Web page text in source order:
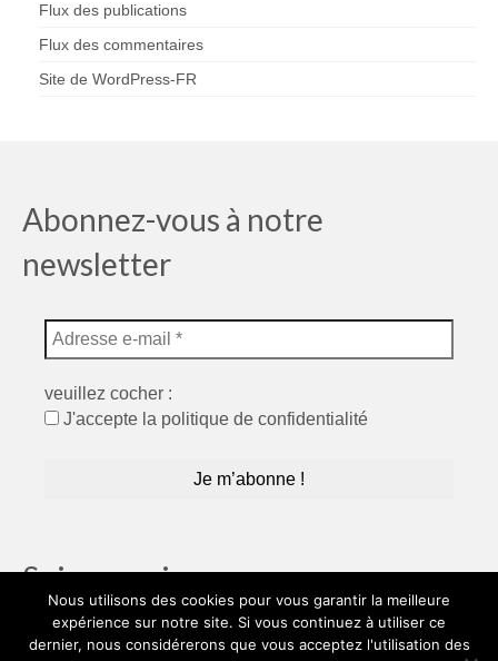
Flux des publications
Flux des commentaires
Site de WordPress-FR
Abonnez-vous à notre
newsletter
veuillez cocher :
J'accepte la politique de confidentialité
Suivez moi…
Nous utilisons des cookies pour vous garantir la meilleure
expérience sur notre site. Si vous continuez à utiliser ce
dernier, nous considérerons que vous acceptez l'utilisation des